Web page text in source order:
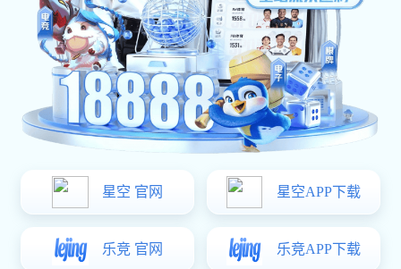
推荐产品系列 干燥设备系列
制粒设备系列 混合设备系列
粉碎设备系列 热源设备系列
筛分设备系列 辅助配件系列
产品中心